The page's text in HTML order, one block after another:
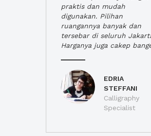
praktis dan mudah
digunakan. Pilihan
ruangannya banyak dan
tersebar di seluruh
Harganya juga cakep
EDRIA
STEFFANI
Calligraphy
Specialist